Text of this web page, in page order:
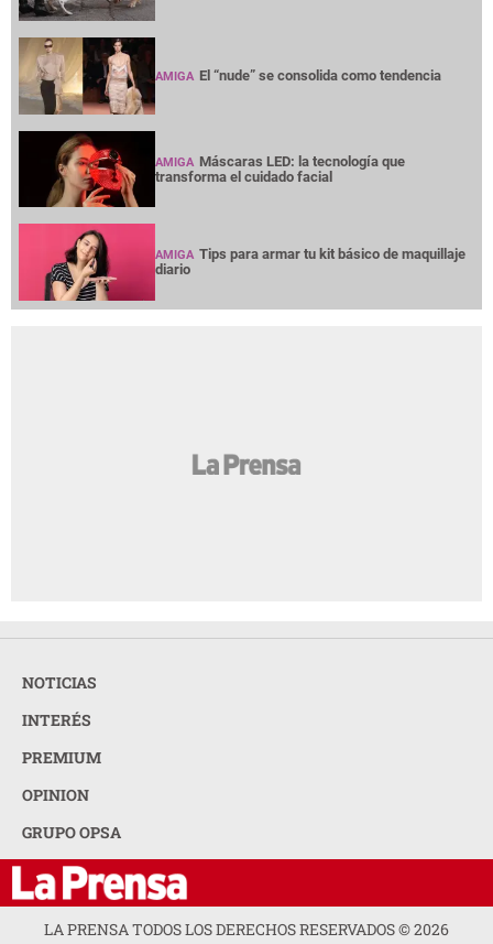
AMIGA El “nude” se consolida como tendencia
AMIGA Máscaras LED: la tecnología que
transforma el cuidado facial
AMIGA Tips para armar tu kit básico de maquillaje
diario
NOTICIAS
INTERÉS
PREMIUM
OPINION
GRUPO OPSA
LA PRENSA TODOS LOS DERECHOS RESERVADOS ©2026